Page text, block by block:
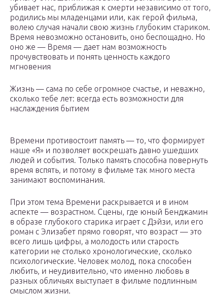
убивает нас, приближая к смерти независимо от того,
родились мы младенцами или, как герой фильма,
волею случая начали свою жизнь глубоким стариком.
Время невозможно остановить, оно беспощадно. Но
оно же — Время — дает нам возможность
прочувствовать и понять ценность каждого
мгновения
Жизнь — сама по себе огромное счастье, и неважно,
сколько тебе лет: всегда есть возможности для
наслаждения бытием
Времени противостоит память — то, что формирует
наше «Я» и позволяет воскрешать давно ушедших
людей и события. Только память способна повернуть
время вспять, и потому в фильме так много места
занимают воспоминания.
При этом тема Времени раскрывается и в ином
аспекте — возрастном. Сцены, где юный Бенджамин
в образе глубокого старика играет с Дэйзи, или его
роман с Элизабет прямо говорят, что возраст — это
всего лишь цифры, а молодость или старость
категории не столько хронологические, сколько
психологические. Человек молод, пока способен
любить, и неудивительно, что именно любовь в
разных обличьях выступает в фильме подлинным
смыслом жизни.